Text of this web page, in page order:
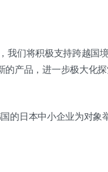
们将积极支持跨越国
的产品，进一步极大化
的日本中小企业为对象